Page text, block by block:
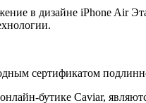
в дизайне iPhone Air
сертификатом
бутике Caviar,